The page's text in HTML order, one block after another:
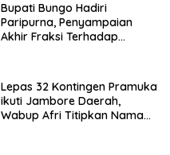
Bupati Bungo Hadiri
Paripurna, Penyampaian
Akhir Fraksi Terhadap
2022.
Lepas 32 Kontingen Pramuka
ikuti Jambore Daerah,
Wabup Afri Titipkan Nama